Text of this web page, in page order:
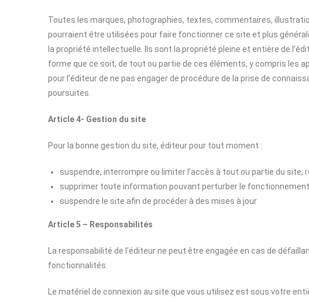
Toutes les marques, photographies, textes, commentaires,
pourraient être utilisées pour faire fonctionner ce site et plus
la propriété intellectuelle. Ils sont la propriété pleine et entière de
forme que ce soit, de tout ou partie de ces éléments, y compris les
pour l’éditeur de ne pas engager de procédure de la prise de
poursuites.
Article 4- Gestion du site
Pour la bonne gestion du site, éditeur pour tout moment :
suspendre, interrompre ou limiter l’accès à tout ou partie du
supprimer toute information pouvant perturber le
suspendre le site afin de procéder à des mises à jour
Article 5 – Responsabilités
La responsabilité de l’éditeur ne peut être engagée en cas de
fonctionnalités.
Le matériel de connexion au site que vous utilisez est sous votre